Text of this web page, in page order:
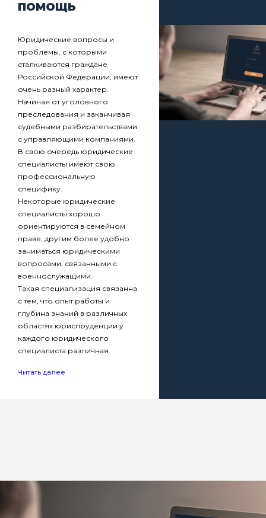
ПОМОЩЬ
Юридические вопросы и
проблемы, с которыми
сталкиваются граждане
Российской Федерации, имеют
очень разный характер.
Начиная от уголовного
преследования и заканчивая
судебными разбирательствами
с управляющими компаниями.
В свою очередь юридические
специалисты имеют свою
профессиональную
специфику.
Некоторые юридические
специалисты хорошо
ориентируются в семейном
праве, другим более удобно
заниматься юридическими
вопросами, связанными с
военнослужащими.
Такая специализация связанна
с тем, что опыт работы и
глубина знаний в различных
областях юриспруденции у
каждого юридического
специалиста различная.
Читать далее